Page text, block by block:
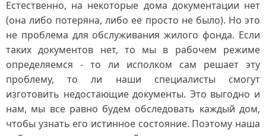
Естественно, на некоторые дома документации нет
(она либо потеряна, либо ее просто не было). Но это
не проблема для обслуживания жилого фонда. Если
таких документов нет, то мы в рабочем режиме
определяемся - то ли исполком сам решает эту
проблему, то ли наши специалисты смогут
изготовить недостающие документы. Это выгодно и
нам, мы все равно будем обследовать каждый дом,
чтобы узнать его истинное состояние. Поэтому наша